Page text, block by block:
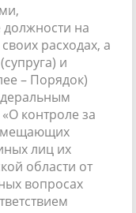
на
расходах, а
и
– Порядок)
контроле за
лиц их
области от
вопросах